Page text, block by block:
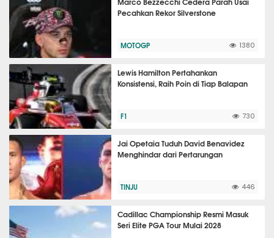
Pecahkan Rekor Silverstone
MOTOGP 1380
Lewis Hamilton Pertahankan
Konsistensi, Raih Poin di Tiap Balapan
F1 730
Jai Opetaia Tuduh David Benavidez
Menghindar dari Pertarungan
TINJU 446
Cadillac Championship Resmi Masuk
Seri Elite PGA Tour Mulai 2028